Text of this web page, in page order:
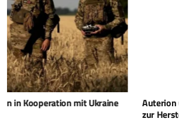
Auterion und Airlogix: Deutsch-
zur Herstellung autonomer Drohnen